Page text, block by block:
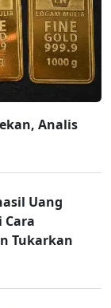
Analis
Uang
Cara
Tukarkan